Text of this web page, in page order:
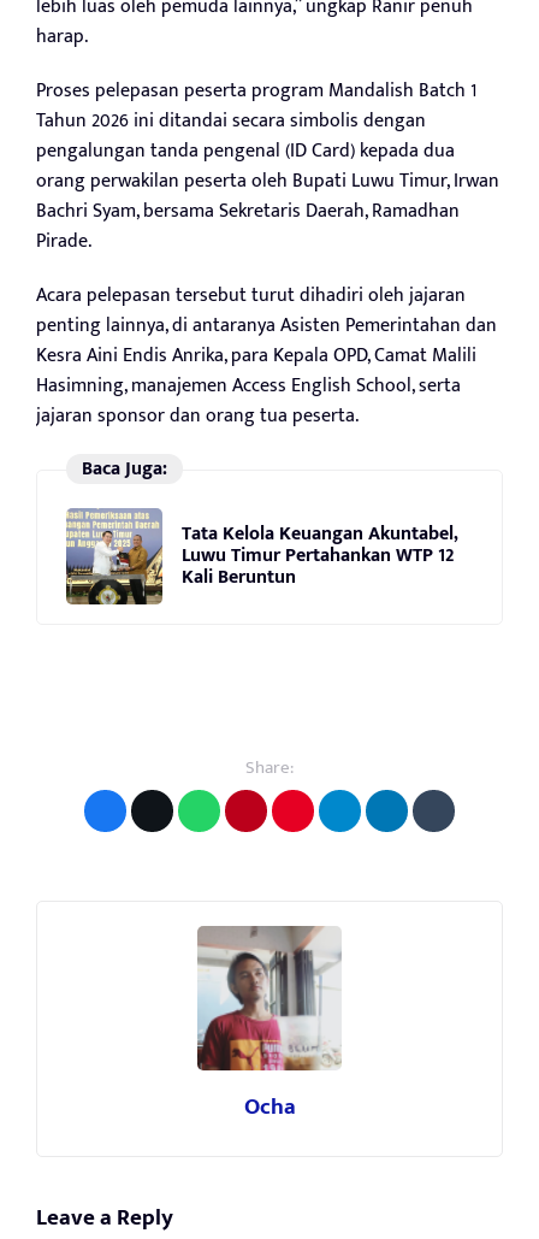
lebih luas oleh pemuda lainnya,” ungkap Ranir penuh
harap.
Proses pelepasan peserta program Mandalish Batch 1
Tahun 2026 ini ditandai secara simbolis dengan
pengalungan tanda pengenal (ID Card) kepada dua
orang perwakilan peserta oleh Bupati Luwu Timur, Irwan
Bachri Syam, bersama Sekretaris Daerah, Ramadhan
Pirade.
Acara pelepasan tersebut turut dihadiri oleh jajaran
penting lainnya, di antaranya Asisten Pemerintahan dan
Kesra Aini Endis Anrika, para Kepala OPD, Camat Malili
Hasimning, manajemen Access English School, serta
jajaran sponsor dan orang tua peserta.
Baca Juga:
Tata Kelola Keuangan Akuntabel,
Luwu Timur Pertahankan WTP 12
Kali Beruntun
Share:
Ocha
Leave a Reply